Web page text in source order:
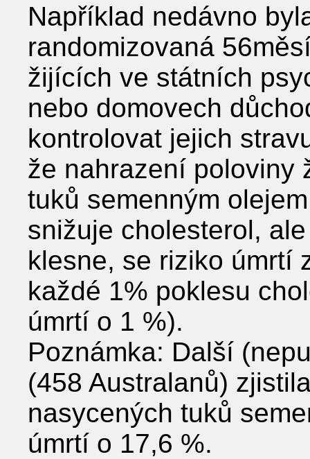
Například nedávno
randomizovaná
žijících ve státních
nebo domovech
kontrolovat jejich
že nahrazení poloviny
tuků semenným
snižuje cholesterol,
klesne, se riziko úmrtí
každé 1% poklesu
úmrtí o 1 %).
Poznámka: Další
(458 Australanů)
nasycených tuků
úmrtí o 17,6 %.